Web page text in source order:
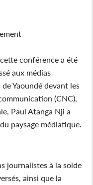
conférence a été
aux médias
Yaoundé devant les
(CNC),
Paul Atanga Nji a
paysage médiatique.
journalistes à la solde
ainsi que la